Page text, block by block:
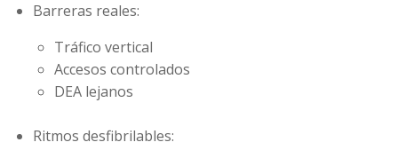
Barreras reales:
Tráfico vertical
Accesos controlados
DEA lejanos
Ritmos desfibrilables: